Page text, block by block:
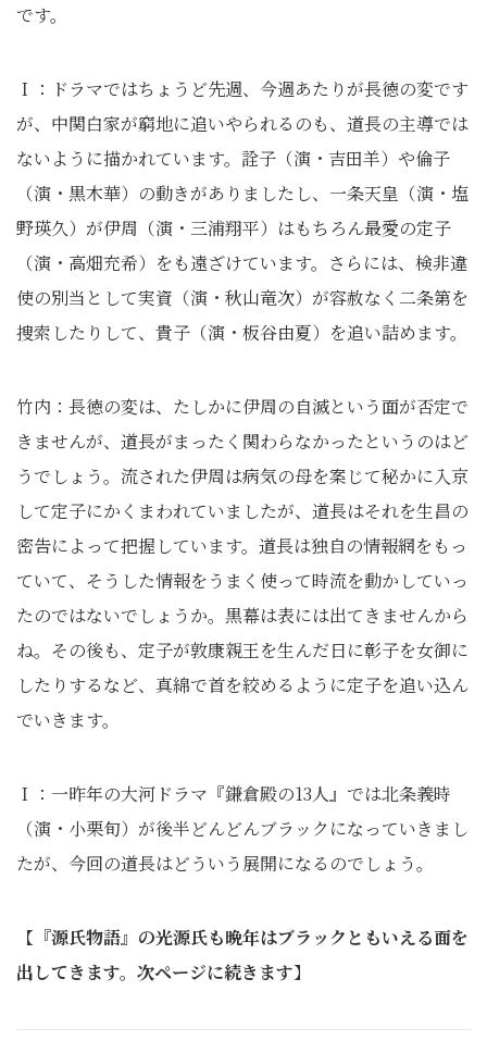
です。
Ｉ：ドラマではちょうど先週、今週あたりが長徳の変です
が、中関白家が窮地に追いやられるのも、道長の主導では
ないように描かれています。詮子（演・吉田羊）や倫子
（演・黒木華）の動きがありましたし、一条天皇（演・塩
野瑛久）が伊周（演・三浦翔平）はもちろん最愛の定子
（演・高畑充希）をも遠ざけています。さらには、検非違
使の別当として実資（演・秋山竜次）が容赦なく二条第を
捜索したりして、貴子（演・板谷由夏）を追い詰めます。
竹内：長徳の変は、たしかに伊周の自滅という面が否定で
きませんが、道長がまったく関わらなかったというのはど
うでしょう。流された伊周は病気の母を案じて秘かに入京
して定子にかくまわれていましたが、道長はそれを生昌の
密告によって把握しています。道長は独自の情報網をもっ
ていて、そうした情報をうまく使って時流を動かしていっ
たのではないでしょうか。黒幕は表には出てきませんから
ね。その後も、定子が敦康親王を生んだ日に彰子を女御に
したりするなど、真綿で首を絞めるように定子を追い込ん
でいきます。
Ｉ：一昨年の大河ドラマ『鎌倉殿の13人』では北条義時
（演・小栗旬）が後半どんどんブラックになっていきまし
たが、今回の道長はどういう展開になるのでしょう。
【 『源氏物語』の光源氏も晩年はブラックともいえる面を
出してきます。次ページに続きます】